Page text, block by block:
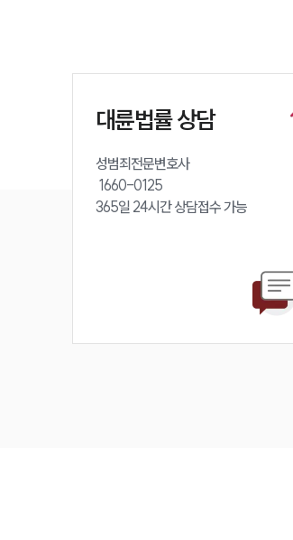
대륜법률 상담
성범죄전문변호사
365일 24시간 상담접수 가능